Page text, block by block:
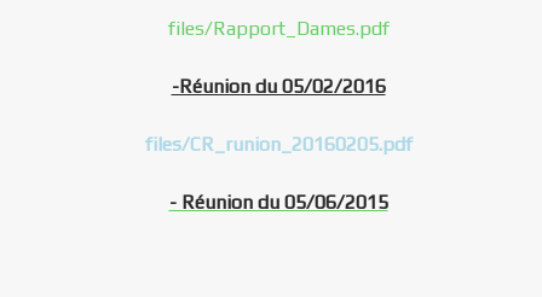
files/Rapport_Dames.pdf
-Réunion du 05/02/2016
files/CR_runion_20160205.pdf
- Réunion du 05/06/2015